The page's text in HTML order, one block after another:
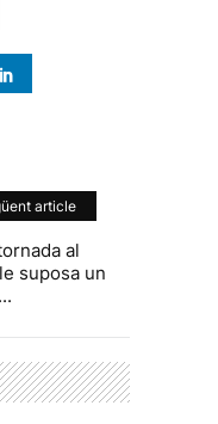
article
al
suposa un